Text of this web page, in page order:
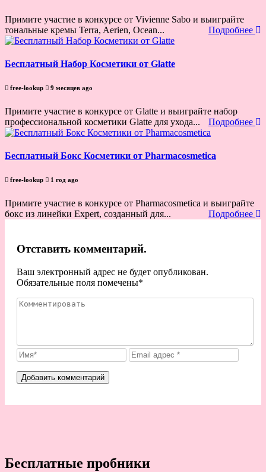
Примите участие в конкурсе от Vivienne Sabo и выиграйте
тональные кремы Terra, Aerien, Ocean...
Подробнее
Бесплатный Набор Косметики от Glatte
free-lookup 9 месяцев ago
Примите участие в конкурсе от Glatte и выиграйте набор
профессиональной косметики Glatte для ухода...
Подробнее
Бесплатный Бокс Косметики от Pharmacosmetica
free-lookup 1 год ago
Примите участие в конкурсе от Pharmacosmetica и выиграйте
бокс из линейки Expert, созданный для...
Подробнее
Отставить комментарий.
Ваш электронный адрес не будет опубликован.
Обязательные поля помечены*
Бесплатные пробники